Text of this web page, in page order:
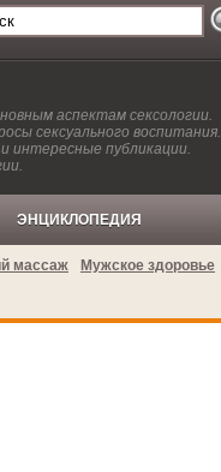
аспектам сексологии.
сексуального воспитания.
интересные публикации.
ЭНЦИКЛОПЕДИЯ
массаж Мужское здоровье